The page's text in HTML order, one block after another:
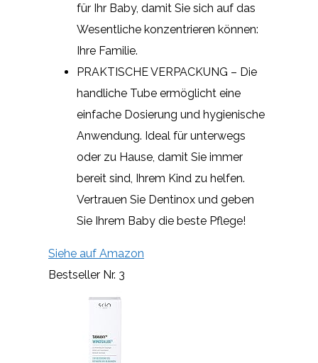
für Ihr Baby, damit Sie sich auf das
Wesentliche konzentrieren können:
Ihre Familie.
PRAKTISCHE VERPACKUNG – Die
handliche Tube ermöglicht eine
einfache Dosierung und hygienische
Anwendung. Ideal für unterwegs
oder zu Hause, damit Sie immer
bereit sind, Ihrem Kind zu helfen.
Vertrauen Sie Dentinox und geben
Sie Ihrem Baby die beste Pflege!
Siehe auf Amazon
Bestseller Nr. 3